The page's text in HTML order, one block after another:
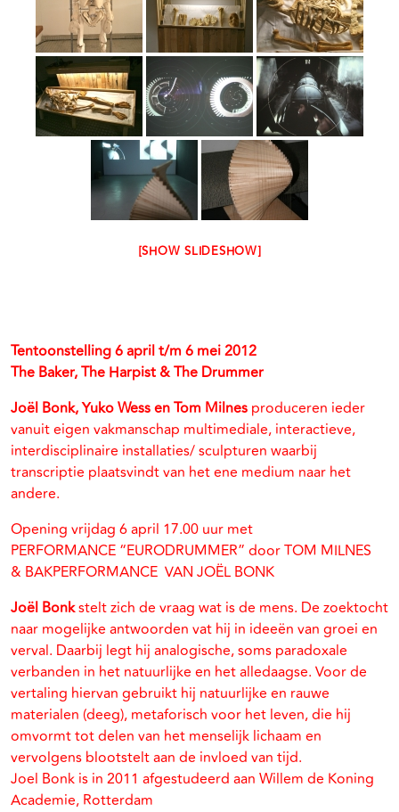
[SHOW SLIDESHOW]
Tentoonstelling 6 april t/m 6 mei 2012
The Baker, The Harpist & The Drummer
Joël Bonk, Yuko Wess en Tom Milnes produceren ieder
vanuit eigen vakmanschap multimediale, interactieve,
interdisciplinaire installaties/ sculpturen waarbij
transcriptie plaatsvindt van het ene medium naar het
andere.
Opening vrijdag 6 april 17.00 uur met
PERFORMANCE “EURODRUMMER” door TOM MILNES
& BAKPERFORMANCE VAN JOËL BONK
Joël Bonkstelt zich de vraag wat is de mens. De zoektocht
naar mogelijke antwoorden vat hij in ideeën van groei en
verval. Daarbij legt hij analogische, soms paradoxale
verbanden in het natuurlijke en het alledaagse. Voor de
vertaling hiervan gebruikt hij natuurlijke en rauwe
materialen (deeg), metaforisch voor het leven, die hij
omvormt tot delen van het menselijk lichaam en
vervolgens blootstelt aan de invloed van tijd.
Joel Bonk is in 2011 afgestudeerd aan Willem de Koning
Academie, Rotterdam